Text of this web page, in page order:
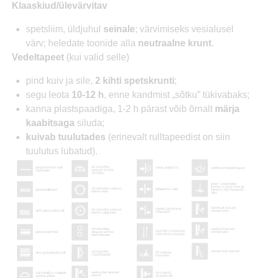
Klaaskiud/ülevärvitav
spetsliim, üldjuhul seinale; värvimiseks vesialusel
värv; heledate toonide alla neutraalne krunt.
Vedeltapeet (kui valid selle)
pind kuiv ja sile, 2 kihti spetskrunti;
segu leota 10-12 h, enne kandmist „sõtku” tükivabaks;
kanna plastspaadiga, 1-2 h pärast võib õrnalt märja
kaabitsaga siluda;
kuivab tuulutades (erinevalt rulltapeedist on siin
tuulutus lubatud).